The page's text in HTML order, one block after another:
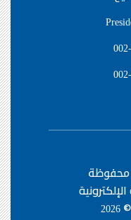
محفوظة
2026